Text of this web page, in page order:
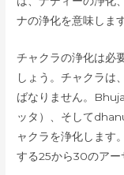
ナの浄化を意味します
チャクラの浄化は必
しょう。チャクラは
ばなりません。
ッタ）、そして
ャクラを浄化します
する25から30のアー